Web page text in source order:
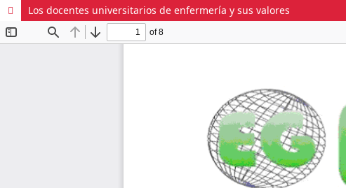
Los docentes universitarios de enfermería y sus valores